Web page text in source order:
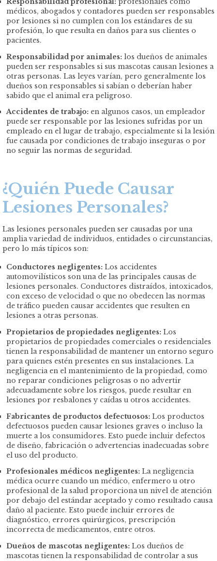
médicos, abogados y contadores pueden ser responsables
por lesiones si no cumplen con los estándares de su
profesión, lo que resulta en daños para sus clientes o
pacientes.
Responsabilidad por animales: los dueños de animales
pueden ser responsables si sus mascotas causan lesiones a
otras personas. Las leyes varían, pero generalmente los
dueños son responsables si sabían o deberían haber
sabido que el animal era peligroso.
Accidentes de trabajo: en algunos casos, un empleador
puede ser responsable por las lesiones sufridas por un
empleado en el lugar de trabajo, especialmente si la lesión
fue causada por condiciones de trabajo inseguras o por
no seguir las normas de seguridad.
¿Quién Puede Causar
Lesiones Personales?
Las lesiones personales pueden ser causadas por una
amplia variedad de individuos, entidades o circunstancias,
pero lo más típicos son:
Conductores negligentes: Los accidentes
automovilísticos son una de las principales causas de
lesiones personales. Conductores distraídos, intoxicados,
con exceso de velocidad o que no obedecen las normas
de tráfico pueden causar accidentes que resulten en
lesiones a otras personas.
Propietarios de propiedades negligentes: Los
propietarios de propiedades comerciales o residenciales
tienen la responsabilidad de mantener un entorno seguro
para quienes estén presentes en sus instalaciones. La
negligencia en el mantenimiento de la propiedad, como
no reparar condiciones peligrosas o no advertir
adecuadamente sobre los riesgos, puede resultar en
lesiones por resbalones y caídas u otros accidentes.
Fabricantes de productos defectuosos: Los productos
defectuosos pueden causar lesiones graves o incluso la
muerte a los consumidores. Esto puede incluir defectos
de diseño, fabricación o advertencias inadecuadas sobre
el uso del producto.
Profesionales médicos negligentes: La negligencia
médica ocurre cuando un médico, enfermero u otro
profesional de la salud proporciona un nivel de atención
por debajo del estándar aceptado y como resultado causa
daño al paciente. Esto puede incluir errores de
diagnóstico, errores quirúrgicos, prescripción
incorrecta de medicamentos, entre otros.
Dueños de mascotas negligentes: Los dueños de
mascotas tienen la responsabilidad de controlar a sus